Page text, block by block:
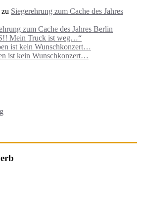
zu Siegerehrung zum Cache des Jahres
zum Cache des Jahres Berlin
Mein Truck ist weg…“
ist kein Wunschkonzert…
ist kein Wunschkonzert…